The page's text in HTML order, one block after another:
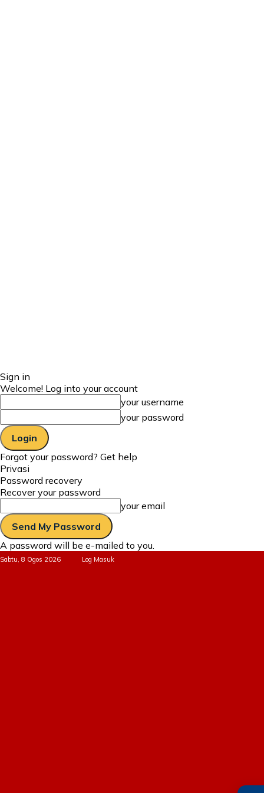
Sign in
Welcome! Log into your account
your username
your password
Forgot your password? Get help
Privasi
Password recovery
Recover your password
your email
A password will be e-mailed to you.
Sabtu, 8 Ogos 2026 Log Masuk